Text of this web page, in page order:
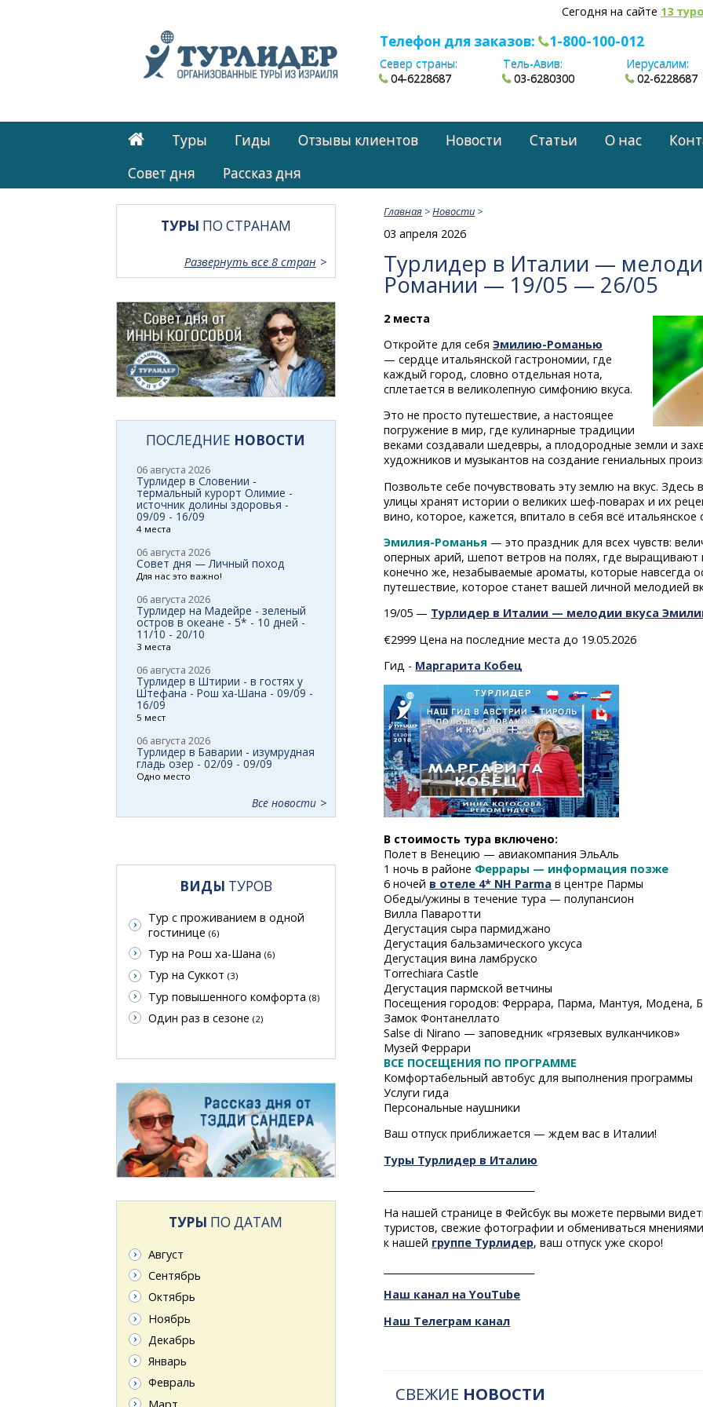
Сегодня на сайте 13
Телефон для заказов: 1-800-100-012
Север страны:
04-6228687
Тель-Авив:
03-6280300
Иерусалим:
02-6228687
Туры Гиды Отзывы клиентов Новости Статьи О нас
Cовет дня
Рассказ дня
Главная >Новости >
03 апреля 2026
Турлидер в Италии —
Романии — 19/05 — 26/05
2 места
Откройте для себяЭмилию-Романью
— сердце итальянской гастрономии, где
каждый город, словно отдельная нота,
сплетается в великолепную симфонию вкуса.
Это не просто путешествие, а настоящее
погружение в мир, где кулинарные традиции
веками создавали шедевры, а плодородные земли и
художников и музыкантов на создание гениальных
Позвольте себе почувствовать эту землю на вкус.
улицы хранят истории о великихшеф-поварах и их
вино, которое, кажется, впитало в себя всё итальянское
Эмилия-Романья — это праздник для всех чувств:
оперных арий, шепот ветров на полях, где
конечно же, незабываемые ароматы, которые навсегда
путешествие, которое станет вашей личной мелодией
19/05 — Турлидер в Италии — мелодии вкуса
€2999 Цена на последние места до 19.05.2026
Гид - Маргарита Кобец
В стоимость тура включено:
Полет в Венецию — авиакомпания ЭльАль
1 ночь в районе Феррары — информация позже
6 ночей в отеле 4* NH Parma в центре Пармы
Обеды/ужины в течение тура — полупансион
Вилла Паваротти
Дегустация сыра пармиджано
Дегустация бальзамического уксуса
Дегустация вина ламбруско
Torrechiara Castle
Дегустация пармской ветчины
Посещения городов: Феррара, Парма, Мантуя, Модена,
Замок Фонтанеллато
Salse di Nirano — заповедник «грязевых вулканчиков»
Музей Феррари
ВСЕ ПОСЕЩЕНИЯ ПО ПРОГРАММЕ
Комфортабельный автобус для выполнения программы
Услуги гида
Персональные наушники
Ваш отпуск приближается — ждем вас в Италии!
Туры Турлидер в Италию
На нашей странице в Фейсбук вы можете первыми
туристов, свежие фотографии и обмениваться
к нашей группе Турлидер, ваш отпуск уже скоро!
Наш канал на YouTube
Наш Телеграм канал
СВЕЖИЕ НОВОСТИ
ТУРЫ ПО СТРАНАМ
Развернуть все 8 стран
ПОСЛЕДНИЕ НОВОСТИ
06 августа 2026
Турлидер в Словении -
термальный курорт Олимие -
источник долины здоровья -
09/09 - 16/09
4 места
06 августа 2026
Совет дня — Личный поход
Для нас это важно!
06 августа 2026
Турлидер на Мадейре - зеленый
остров в океане - 5* - 10 дней -
11/10 - 20/10
3 места
06 августа 2026
Турлидер в Штирии - в гостях у
Штефана - Рош ха-Шана - 09/09 -
16/09
5 мест
06 августа 2026
Турлидер в Баварии - изумрудная
гладь озер - 02/09 - 09/09
Одно место
Все новости
ВИДЫ ТУРОВ
Тур с проживанием в одной
гостинице (6)
Тур на Рош ха-Шана (6)
Тур на Суккот (3)
Тур повышенного комфорта (8)
Один раз в сезоне (2)
ТУРЫ ПО ДАТАМ
Август
Сентябрь
Октябрь
Ноябрь
Декабрь
Январь
Февраль